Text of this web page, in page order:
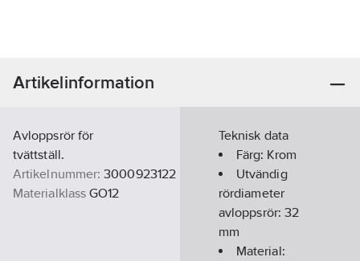
Artikelinformation
Avloppsrör för
tvättställ.
Artikelnummer: 3000923122
Materialklass GO12
Teknisk data
Färg: Krom
Utvändig
rördiameter
avloppsrör: 32
mm
Material: